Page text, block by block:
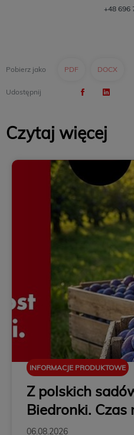
+48 696
Pobierz jako PDF DOCX
Udostępnij
Czytaj więcej
INFORMACJE PRODUKTOWE
Z polskich
Biedronki. Czas
06.08.2026